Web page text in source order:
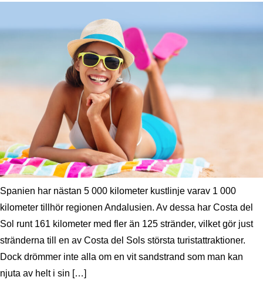
Spanien har nästan 5 000 kilometer kustlinje varav 1 000
kilometer tillhör regionen Andalusien. Av dessa har Costa del
Sol runt 161 kilometer med fler än 125 stränder, vilket gör just
stränderna till en av Costa del Sols största turistattraktioner.
Dock drömmer inte alla om en vit sandstrand som man kan
njuta av helt i sin […]